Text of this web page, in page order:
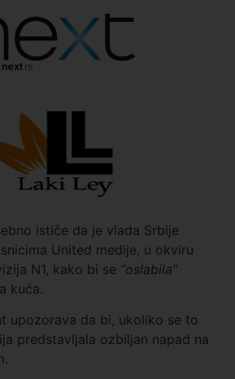
ističe da je vlada Srbije
United medije, u okviru
N1, kako bi se “oslabila”
kuća.
upozorava da bi, ukoliko se to
predstavljala ozbiljan napad na